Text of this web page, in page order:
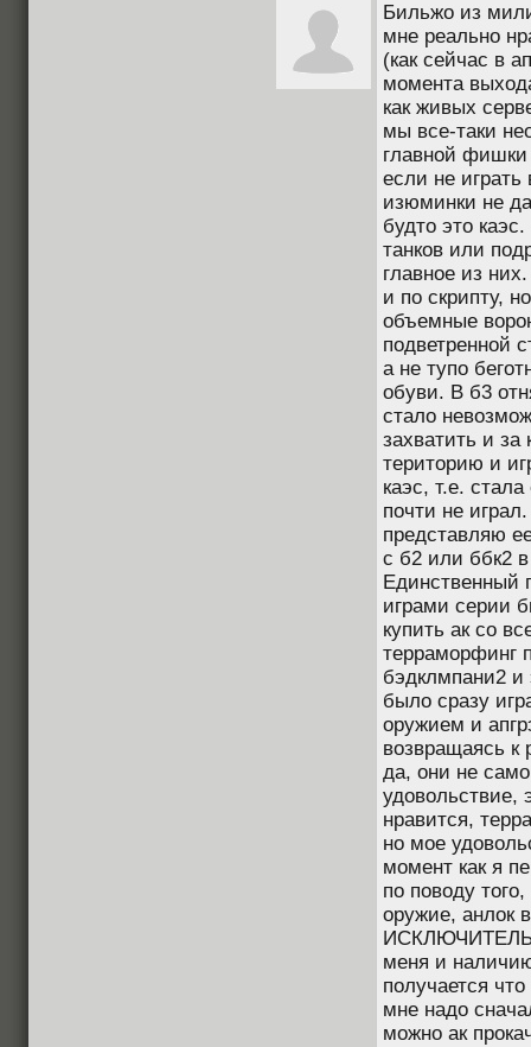
Бильжо из
мне реально
(как сейчас в
момента
как живых
мы все-таки
главной фишки
если не
изюминки не
будто это
танков или
главное из
и по скрипту,
объемные
подветренной
а не тупо
обуви. В б3
стало
захватить и
територию и
каэс, т.е.
почти не
представляю
с б2 или ббк2
играми серии
купить ак со
терраморфинг
бэдклмпани2
было сразу
оружием и
возвращаясь к
да, они не
удовольствие,
нравится,
но мое
момент как я
по поводу
оружие, анлок
меня и
получается
мне надо
можно ак